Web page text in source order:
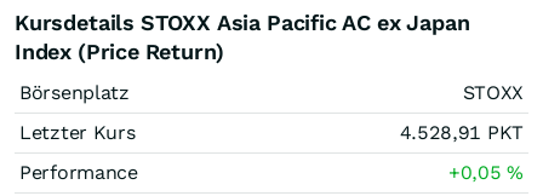
Kursdetails STOXX Asia Pacific AC ex Japan
Index (Price Return)
Börsenplatz
STOXX
Letzter Kurs
4.528,91 PKT
Performance
+0,05%